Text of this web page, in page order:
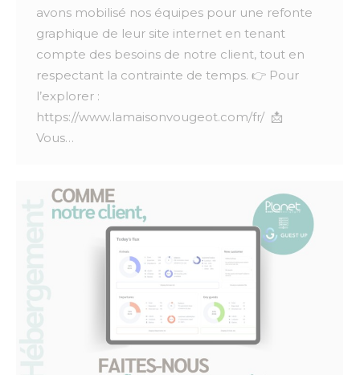
avons mobilisé nos équipes pour une refonte
graphique de leur site internet en tenant
compte des besoins de notre client, tout en
respectant la contrainte de temps. 👉 Pour
l’explorer :
https://www.lamaisonvougeot.com/fr/ 📩
Vous…